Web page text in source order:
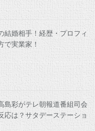
結婚相手！経歴・プロフィ
で実業家！
島彩がテレ朝報道番組司会
応は？サタデーステーショ